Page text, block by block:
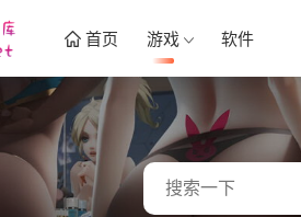
首页 游戏 软件